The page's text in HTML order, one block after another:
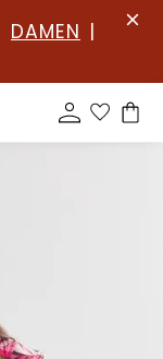
DAMEN |